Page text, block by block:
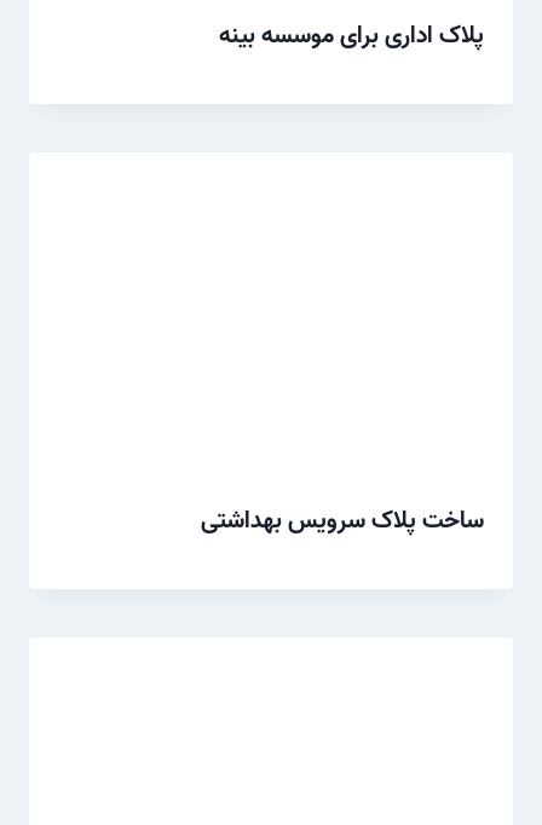
پلاک اداری برای موسسه بینه
ساخت پلاک سرویس بهداشتی